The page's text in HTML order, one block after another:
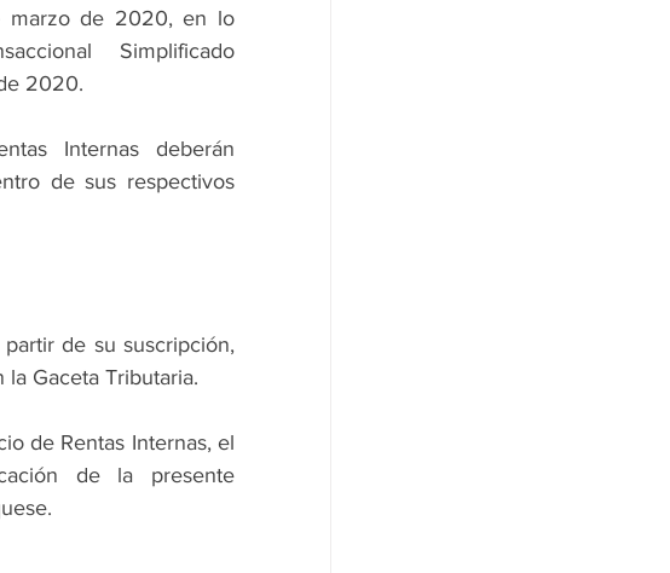
marzo de 2020, en lo
Simplificado
2020.
Internas deberán
de sus respectivos
de su suscripción,
Gaceta Tributaria.
de Rentas Internas, el
de la presente